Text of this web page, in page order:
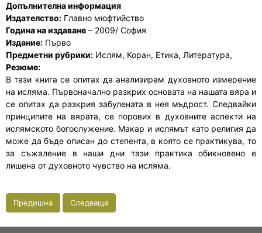
Допълнителна информация
Издателство: Главно мюфтийство
Година на издаване – 2009/ София
Издание: Първо
Предметни рубрики: Ислям, Коран, Етика, Литература,
Резюме:
В тази книга се опитах да анализирам духовното измерение
на исляма. Първоначално разкрих основата на нашата вяра и
се опитах да разкрия забулената в нея мъдрост. Следвайки
принципите на вярата, се порових в духовните аспекти на
ислямското богослужение. Макар и ислямът като религия да
може да бъде описан до степента, в която се практикува, то
за съжаление в наши дни тази практика обикновено е
лишена от духовното чувство на исляма.
Предишна Следваща